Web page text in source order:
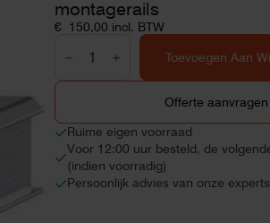
montagerails
€ 150,00 incl. BTW
4x
3488mm
&
montagerails
aantal
Toevoegen Aan
Offerte aanvragen
Ruime eigen voorraad
Voor 12:00 uur besteld, de
(indien voorradig)
Persoonlijk advies van onze experts